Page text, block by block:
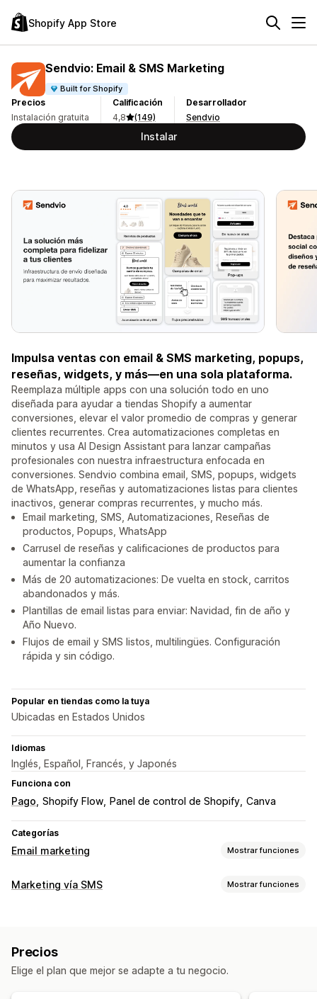
Shopify App Store
Sendvio: Email & SMS Marketing
Built for Shopify
Precios
Instalación gratuita
Calificación
4,8
(149)
Desarrollador
Sendvio
Instalar
Impulsa ventas con email & SMS marketing, popups,
reseñas, widgets, y más—en una sola plataforma.
Reemplaza múltiple apps con una solución todo en uno
diseñada para ayudar a tiendas Shopify a aumentar
conversiones, elevar el valor promedio de compras y generar
clientes recurrentes. Crea automatizaciones completas en
minutos y usa AI Design Assistant para lanzar campañas
profesionales con nuestra infraestructura enfocada en
conversiones. Sendvio combina email, SMS, popups, widgets
de WhatsApp, reseñas y automatizaciones listas para clientes
inactivos, generar compras recurrentes, y mucho más.
Email marketing, SMS, Automatizaciones, Reseñas de
productos, Popups, WhatsApp
Carrusel de reseñas y calificaciones de productos para
aumentar la confianza
Más de 20 automatizaciones: De vuelta en stock, carritos
abandonados y más.
Plantillas de email listas para enviar: Navidad, fin de año y
Año Nuevo.
Flujos de email y SMS listos, multilingües. Configuración
rápida y sin código.
Popular en tiendas como la tuya
Ubicadas en Estados Unidos
Idiomas
Inglés, Español, Francés, y Japonés
Funciona con
Pago Shopify Flow Panel de control de Shopify Canva
Categorías
Email marketing Mostrar funciones
Tipos de campañas de marketing
Correos electrónicos por venta adicional
Correos electrónicos por venta cruzada
Marketing vía SMS Mostrar funciones
Identificación de remitente personalizada
Mensajes personalizados Mensajes programados
Precios
Elige el plan que mejor se adapte a tu negocio.